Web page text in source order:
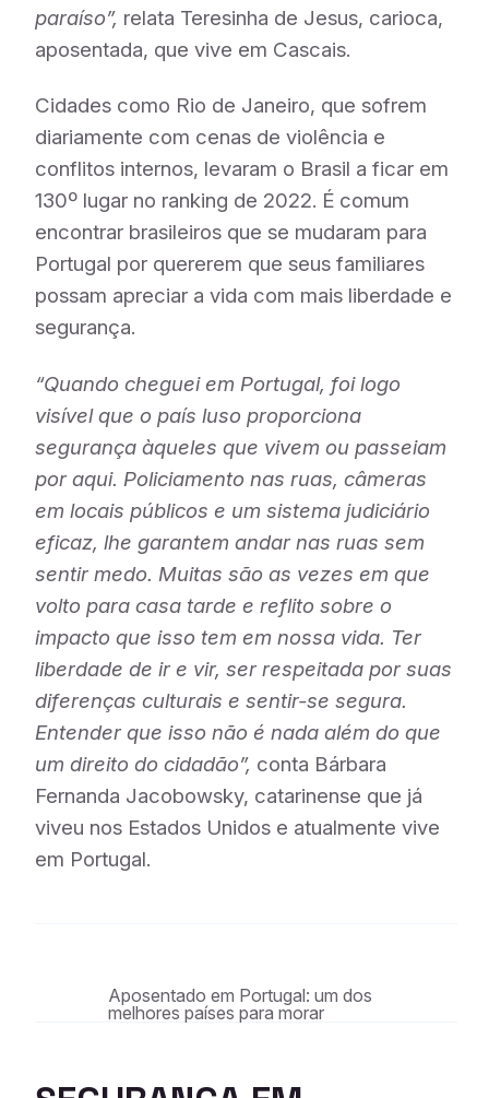
paraíso”, relata Teresinha de Jesus, carioca,
aposentada, que vive em Cascais.
Cidades como Rio de Janeiro, que sofrem
diariamente com cenas de violência e
conflitos internos, levaram o Brasil a ficar em
130º lugar no ranking de 2022. É comum
encontrar brasileiros que se mudaram para
Portugal por quererem que seus familiares
possam apreciar a vida com mais liberdade e
segurança.
“Quando cheguei em Portugal, foi logo
visível que o país luso proporciona
segurança àqueles que vivem ou passeiam
por aqui. Policiamento nas ruas, câmeras
em locais públicos e um sistema judiciário
eficaz, lhe garantem andar nas ruas sem
sentir medo. Muitas são as vezes em que
volto para casa tarde e reflito sobre o
impacto que isso tem em nossa vida. Ter
liberdade de ir e vir, ser respeitada por suas
diferenças culturais e sentir-se segura.
Entender que isso não é nada além do que
um direito do cidadão”, conta Bárbara
Fernanda Jacobowsky, catarinense que já
viveu nos Estados Unidos e atualmente vive
em Portugal.
Aposentado em Portugal: um dos
melhores países para morar